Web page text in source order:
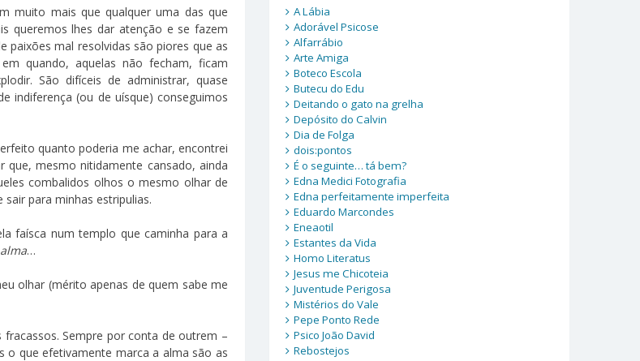
muito mais que qualquer uma das que
queremos lhes dar atenção e se fazem
paixões mal resolvidas são piores que as
quando, aquelas não fecham, ficam
São difíceis de administrar, quase
indiferença (ou de uísque) conseguimos
quanto poderia me achar, encontrei
mesmo nitidamente cansado, ainda
combalidos olhos o mesmo olhar de
para minhas estripulias.
faísca num templo que caminha para a
…
olhar (mérito apenas de quem sabe me
Sempre por conta de outrem –
o que efetivamente marca a alma são as
A Lábia
Adorável Psicose
Alfarrábio
Arte Amiga
Boteco Escola
Butecu do Edu
Deitando o gato na grelha
Depósito do Calvin
Dia de Folga
dois:pontos
É o seguinte… tá bem?
Edna Medici Fotografia
Edna perfeitamente imperfeita
Eduardo Marcondes
Eneaotil
Estantes da Vida
Homo Literatus
Jesus me Chicoteia
Juventude Perigosa
Mistérios do Vale
Pepe Ponto Rede
Psico João David
Rebostejos